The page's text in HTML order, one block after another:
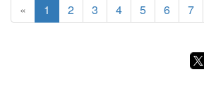
« 1 2 3 4 5 6 7